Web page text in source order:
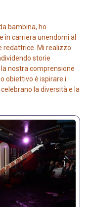
bambina, ho
carriera unendomi al
redattrice. Mi realizzo
storie
nostra comprensione
obiettivo è ispirare i
la diversità e la